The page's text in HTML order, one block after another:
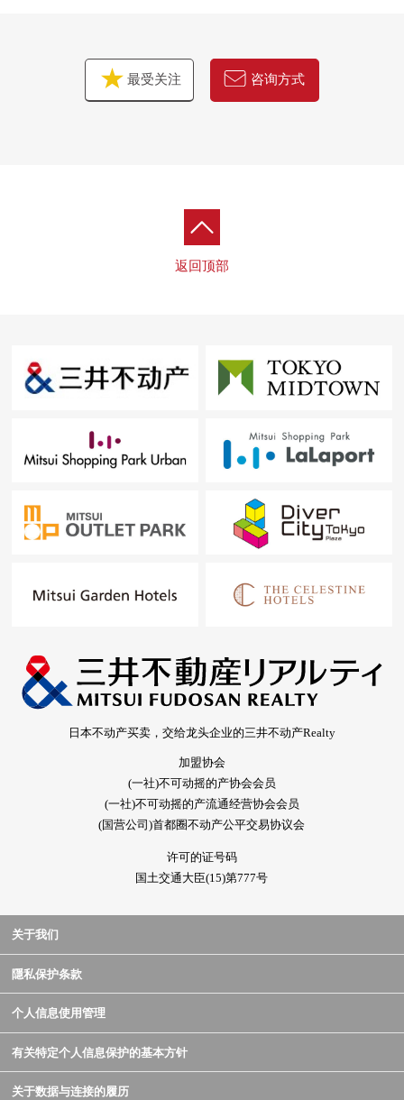
最受关注 咨询方式
返回顶部
日本不动产买卖，交给龙头企业的三井不动产Realty
加盟协会
(一社)不可动摇的产协会会员
(一社)不可动摇的产流通经营协会会员
(国营公司)首都圈不动产公平交易协议会
许可的证号码
国土交通大臣(15)第777号
关于我们
隱私保护条款
个人信息使用管理
有关特定个人信息保护的基本方针
关于数据与连接的履历